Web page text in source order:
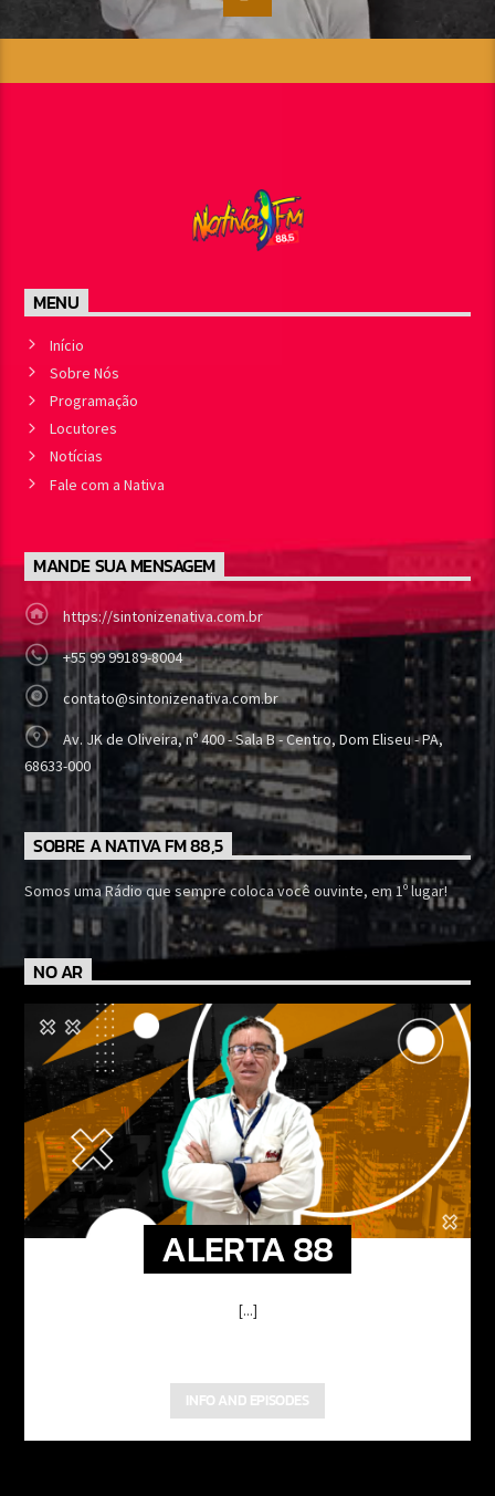
MENU
Início
Sobre Nós
Programação
Locutores
Notícias
Fale com a Nativa
MANDE SUA MENSAGEM
https://sintonizenativa.com.br
+55 99 99189-8004
contato@sintonizenativa.com.br
Av. JK de Oliveira, nº 400 - Sala B - Centro, Dom Eliseu - PA,
68633-000
SOBRE A NATIVA FM 88,5
Somos uma Rádio que sempre coloca você ouvinte, em 1º lugar!
NO AR
ALERTA 88
[...]
INFO AND EPISODES